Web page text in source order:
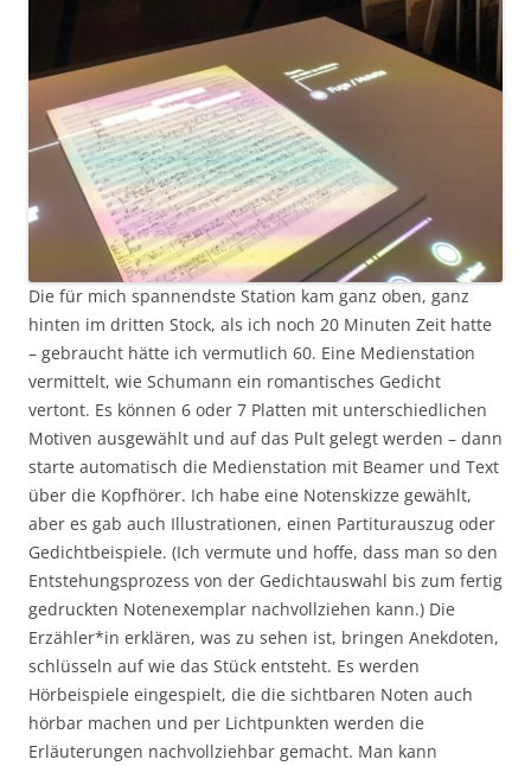
Die für mich spannendste Station kam ganz oben, ganz
hinten im dritten Stock, als ich noch 20 Minuten Zeit hatte
– gebraucht hätte ich vermutlich 60. Eine Medienstation
vermittelt, wie Schumann ein romantisches Gedicht
vertont. Es können 6 oder 7 Platten mit unterschiedlichen
Motiven ausgewählt und auf das Pult gelegt werden – dann
starte automatisch die Medienstation mit Beamer und Text
über die Kopfhörer. Ich habe eine Notenskizze gewählt,
aber es gab auch Illustrationen, einen Partiturauszug oder
Gedichtbeispiele. (Ich vermute und hoffe, dass man so den
Entstehungsprozess von der Gedichtauswahl bis zum fertig
gedruckten Notenexemplar nachvollziehen kann.) Die
Erzähler*in erklären, was zu sehen ist, bringen Anekdoten,
schlüsseln auf wie das Stück entsteht. Es werden
Hörbeispiele eingespielt, die die sichtbaren Noten auch
hörbar machen und per Lichtpunkten werden die
Erläuterungen nachvollziehbar gemacht. Man kann